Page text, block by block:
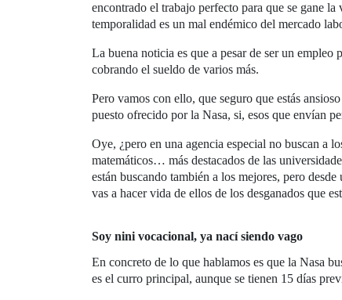
encontrado el trabajo perfecto para que se gane
temporalidad es un mal endémico del mercado
La buena noticia es que a pesar de ser un empleo
cobrando el sueldo de varios más.
Pero vamos con ello, que seguro que estás
puesto ofrecido por la Nasa, si, esos que envían
Oye, ¿pero en una agencia especial no buscan a
matemáticos… más destacados de las
están buscando también a los mejores, pero
vas a hacer vida de ellos de los desganados que
Soy nini vocacional, ya nací siendo vago
En concreto de lo que hablamos es que la Nasa
es el curro principal, aunque se tienen 15 días